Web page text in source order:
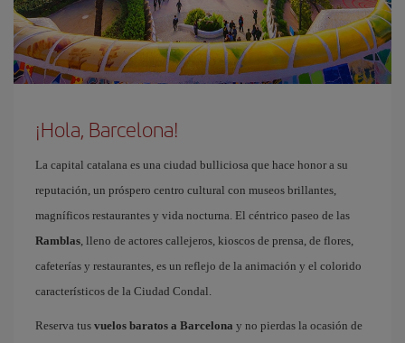
¡Hola, Barcelona!
La capital catalana es una ciudad bulliciosa que hace honor a su
reputación, un próspero centro cultural con museos brillantes,
magníficos restaurantes y vida nocturna. El céntrico paseo de las
Ramblas, lleno de actores callejeros, kioscos de prensa, de flores,
cafeterías y restaurantes, es un reflejo de la animación y el colorido
característicos de la Ciudad Condal.
Reserva tus vuelos baratos a Barcelona y no pierdas la ocasión de